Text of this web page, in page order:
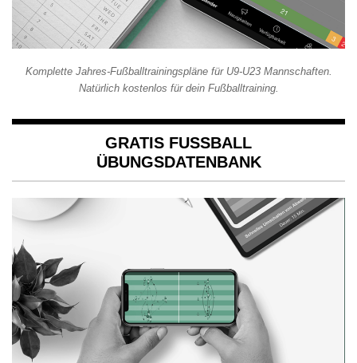
Komplette Jahres-Fußballtrainingspläne für U9-U23 Mannschaften.
Natürlich kostenlos für dein Fußballtraining.
GRATIS FUSSBALL Ü
BUNGSDATENBANK